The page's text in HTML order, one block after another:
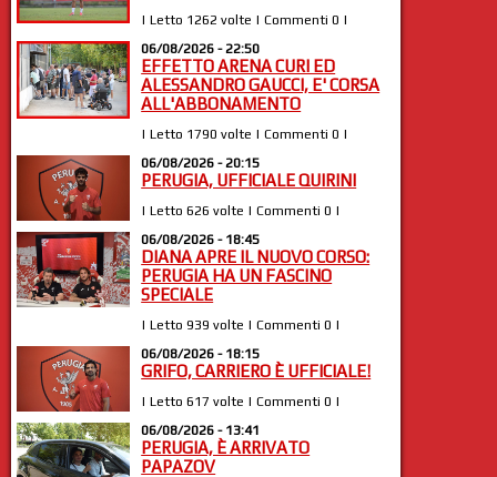
| Letto 1262 volte | Commenti 0 |
06/08/2026 - 22:50
EFFETTO ARENA CURI ED
ALESSANDRO GAUCCI, E' CORSA
ALL'ABBONAMENTO
| Letto 1790 volte | Commenti 0 |
06/08/2026 - 20:15
PERUGIA, UFFICIALE QUIRINI
| Letto 626 volte | Commenti 0 |
06/08/2026 - 18:45
DIANA APRE IL NUOVO CORSO:
PERUGIA HA UN FASCINO
SPECIALE
| Letto 939 volte | Commenti 0 |
06/08/2026 - 18:15
GRIFO, CARRIERO È UFFICIALE!
| Letto 617 volte | Commenti 0 |
06/08/2026 - 13:41
PERUGIA, È ARRIVATO
PAPAZOV